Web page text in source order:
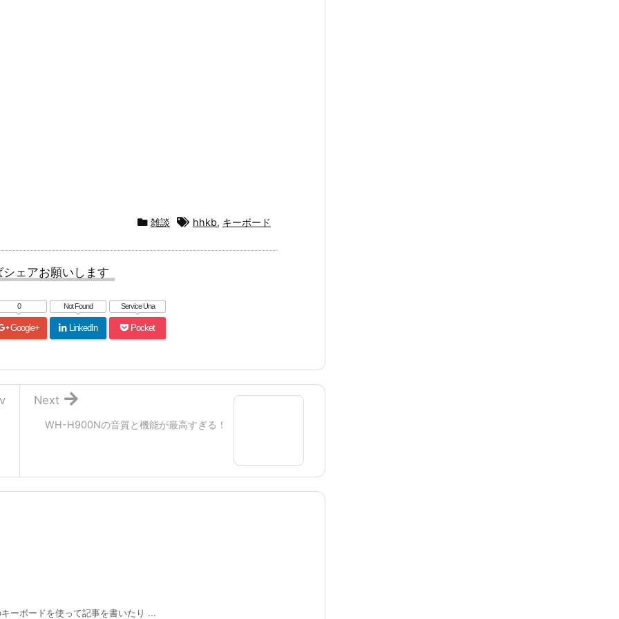
雑談 hhkb, キーボード
シェアお願いします
Google+
0
LinkedIn
Not Found
Pocket
Service Una
WH-H900Nの音質と機能が最高すぎる！
Next
ーボードを使って記事を書いたり ...